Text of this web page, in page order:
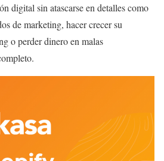
digital sin atascarse en detalles como
de marketing, hacer crecer su
o perder dinero en malas